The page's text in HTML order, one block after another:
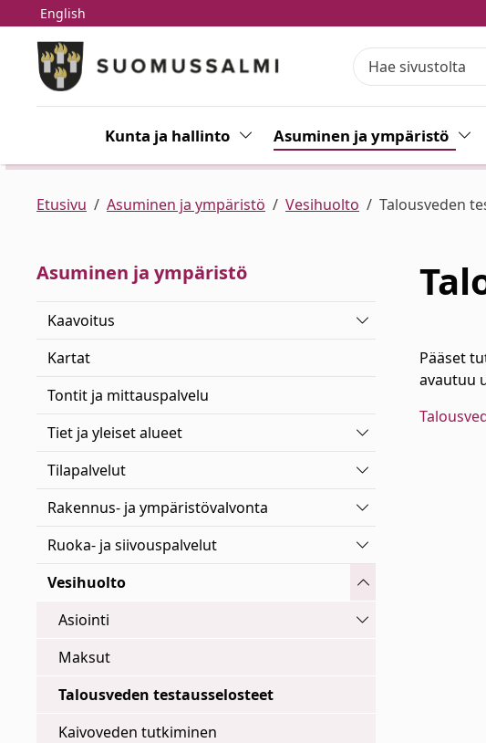
Siirry pääsisältöön
Siirry päävalikkoon
English
Kunta ja hallinto Vaihda alasvetovalikkoa
Asuminen ja ympäristö
Etusivu Asuminen ja ympäristö Vesihuolto Talousveden
Asuminen ja ympäristö
Kaavoitus
Vaihda
Kartat
Tontit ja mittauspalvelu
Tiet ja yleiset alueet
Vaihda
Tilapalvelut
Vaihda
Rakennus- ja ympäristövalvonta
Vaihda
Ruoka- ja siivouspalvelut
Vaihda
Vesihuolto
Vaihda
Asiointi
Vaihda
Maksut
Talousveden testausselosteet
Kaivoveden tutkiminen
Pääset
avautuu